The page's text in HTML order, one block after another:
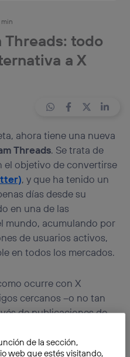
min
Threads: todo
a X
ahora tiene una nueva
Threads. Se trata de
el objetivo de convertirse
, y que ha tenido un
días desde su
en una de las
mundo, acumulando por
de usuarios activos,
en todos los mercados.
ocurre con X
cercanos –o no tan
de publicaciones de
social como“un
de la sección,
web que estés visitando,